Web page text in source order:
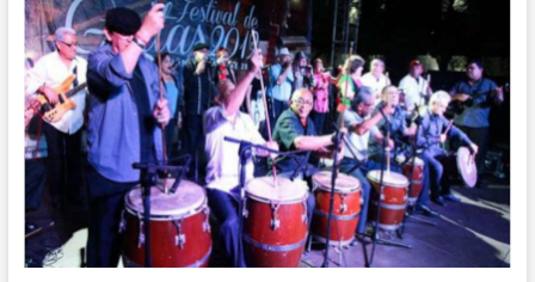
Republic
Music